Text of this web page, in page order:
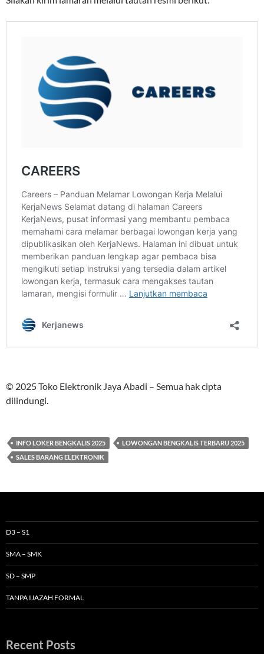
© 2025 Toko Elektronik Jaya Abadi – Semua hak cipta
dilindungi.
INFO LOKER BENGKALIS 2025
LOWONGAN BENGKALIS TERBARU 2025
SALES BARANG ELEKTRONIK
D3 – S1
SMA – SMK
SD – SMP
TANPA IJAZAH FORMAL
Recent Posts